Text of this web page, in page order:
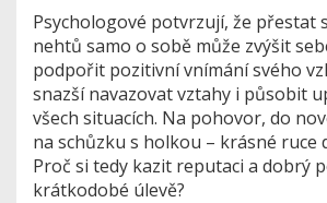
Psychologové potvrzují, že přestat
nehtů samo o sobě může zvýšit
podpořit pozitivní vnímání svého
snazší navazovat vztahy i působit
všech situacích. Na pohovor, do
na schůzku s holkou – krásné ruce
Proč si tedy kazit reputaci a dobrý
krátkodobé úlevě?